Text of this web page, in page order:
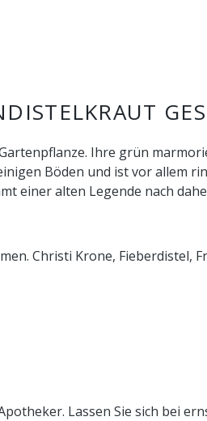
Ihre grün
Böden und ist vor allem
einer alten Legende nach
Christi Krone, Fieberdistel,
Lassen Sie sich bei